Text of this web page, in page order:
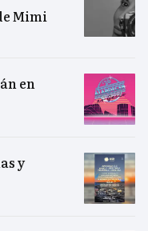
Mimi
en
y